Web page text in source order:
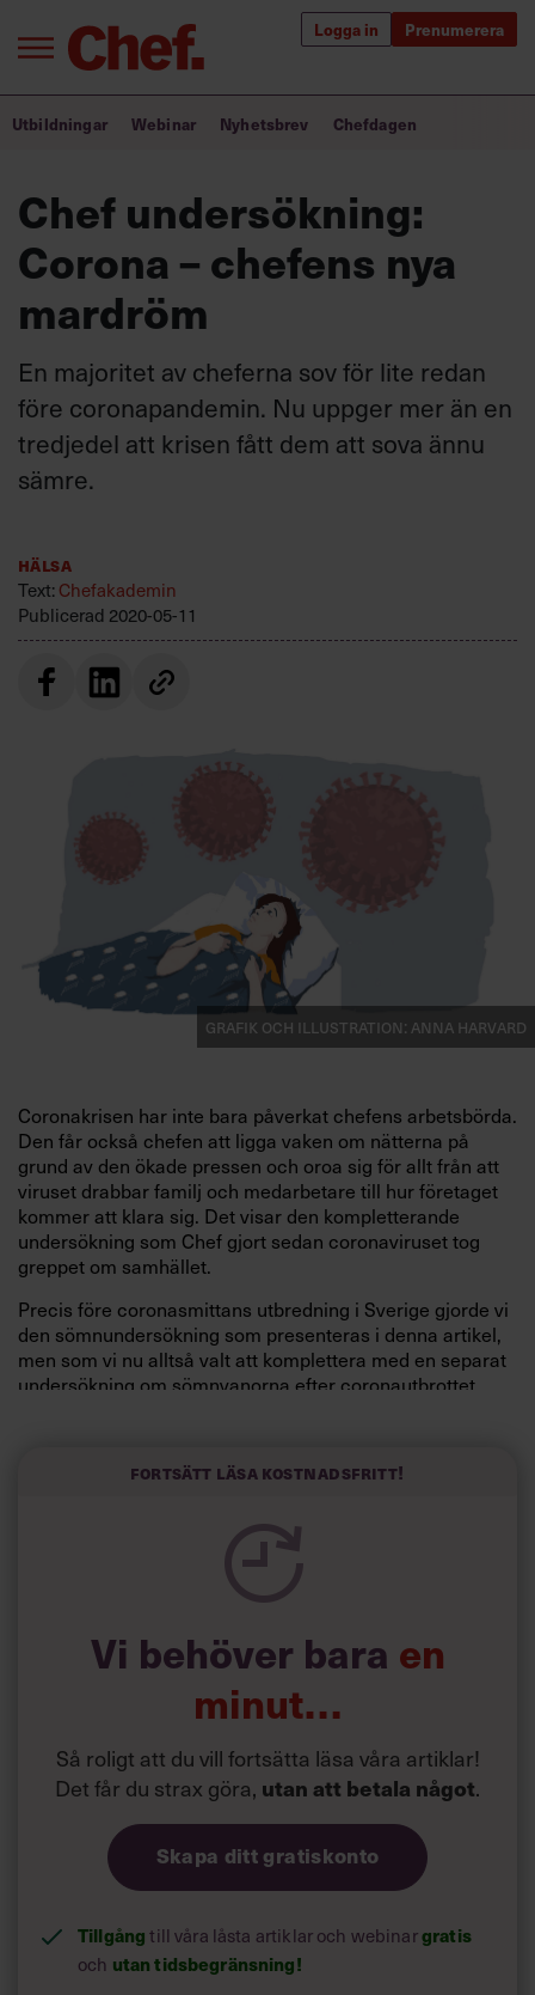
Logga in Prenumerera
Logga in
Prenumerera
Annonsera
Om oss
personuppgiftsbehandling
efter:
Bra ledare förändrar världen
Utbildning för ledare
Chefakademin+
Utbildningar Webinar Nyhetsbrev Chefdagen
Chef undersökning:
Corona – chefens nya
mardröm
En majoritet av cheferna sov för lite redan
före coronapandemin. Nu uppger mer än en
tredjedel att krisen fått dem att sova ännu
sämre.
Hälsa
Text: Chefakademin
Publicerad 2020-05-11
Grafik och illustration: Anna Harvard
Coronakrisen har inte bara påverkat chefens arbetsbörda.
Den får också chefen att ligga vaken om nätterna på
grund av den ökade pressen och oroa sig för allt från att
viruset drabbar familj och medarbetare till hur företaget
kommer att klara sig. Det visar den kompletterande
undersökning som Chef gjort sedan coronaviruset tog
greppet om samhället.
Precis före coronasmittans utbredning i Sverige gjorde vi
den sömnundersökning som presenteras i denna artikel,
men som vi nu alltså valt att komplettera med en separat
undersökning om sömnvanorna efter coronautbrottet.
cheferna sover 5–6 timmar eller mindre per natt en
Av frisvaren att döma vet cheferna att detta är för lite och
oroar sig för att konsekvenserna bland annat ska bli: ”Att
immunförsvaret ska krascha. Att jag ska utveckla någon
sämre återhämtning, förlora vänner på grund av dålig ork
och sämre humör…” ”Att min familj drabbas av
konsekvenserna (många) av min sömnbrist. Jag slumrar
Fortsätt läsa kostnadsfritt!
Vi behöver bara en
minut…
Så roligt att du vill fortsätta läsa våra artiklar!
Det får du strax göra, utan att betala något.
Skapa ditt gratiskonto
Tillgång till våra låsta artiklar och webinargratis
och utan tidsbegränsning!